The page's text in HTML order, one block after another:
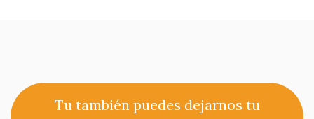
Tu también puedes dejarnos tu